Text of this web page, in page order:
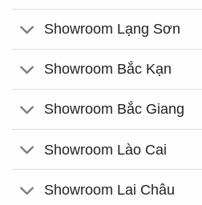
Showroom Lạng Sơn
Showroom Bắc Kạn
Showroom Bắc Giang
Showroom Lào Cai
Showroom Lai Châu